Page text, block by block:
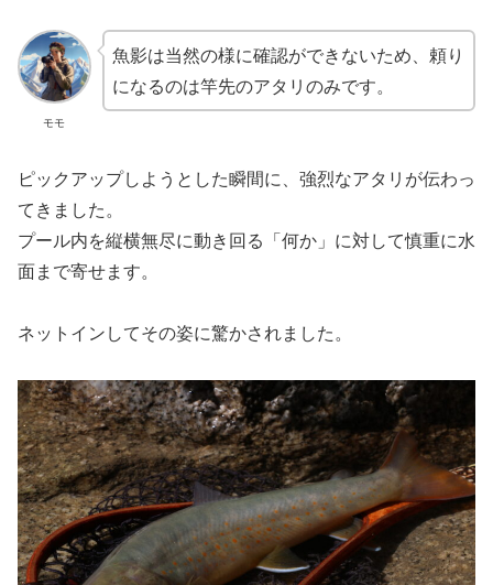
モモ
魚影は当然の様に確認ができないため、頼り
になるのは竿先のアタリのみです。
ピックアップしようとした瞬間に、強烈なアタリが伝わっ
てきました。
プール内を縦横無尽に動き回る「何か」に対して慎重に水
面まで寄せます。
ネットインしてその姿に驚かされました。